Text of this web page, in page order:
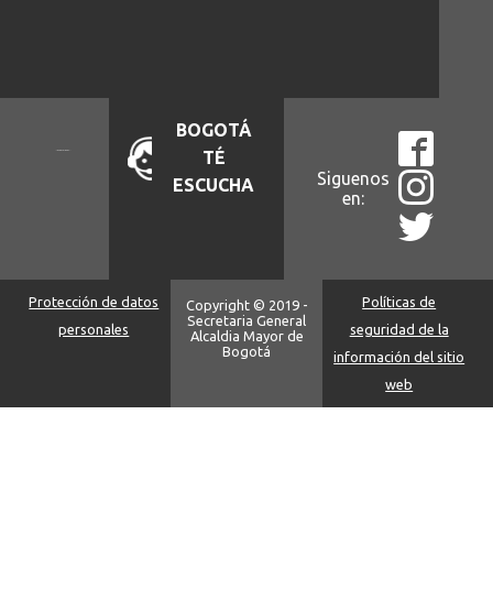
BOGOTÁ
TÉ
ESCUCHA
Siguenos
en:
Protección de datos
personales
Copyright © 2019 -
Secretaria General
Alcaldia Mayor de
Bogotá
Políticas de
seguridad de la
información del sitio
web